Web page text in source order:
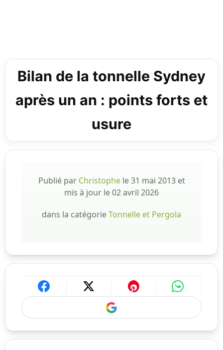
Bilan de la tonnelle Sydney
après un an : points forts et
usure
Publié par Christophele31 mai 2013et
mis à jour le02 avril 2026
dans la catégorieTonnelle et Pergola